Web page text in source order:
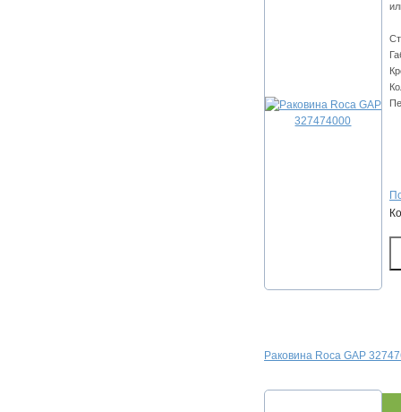
Раковина Roca GAP